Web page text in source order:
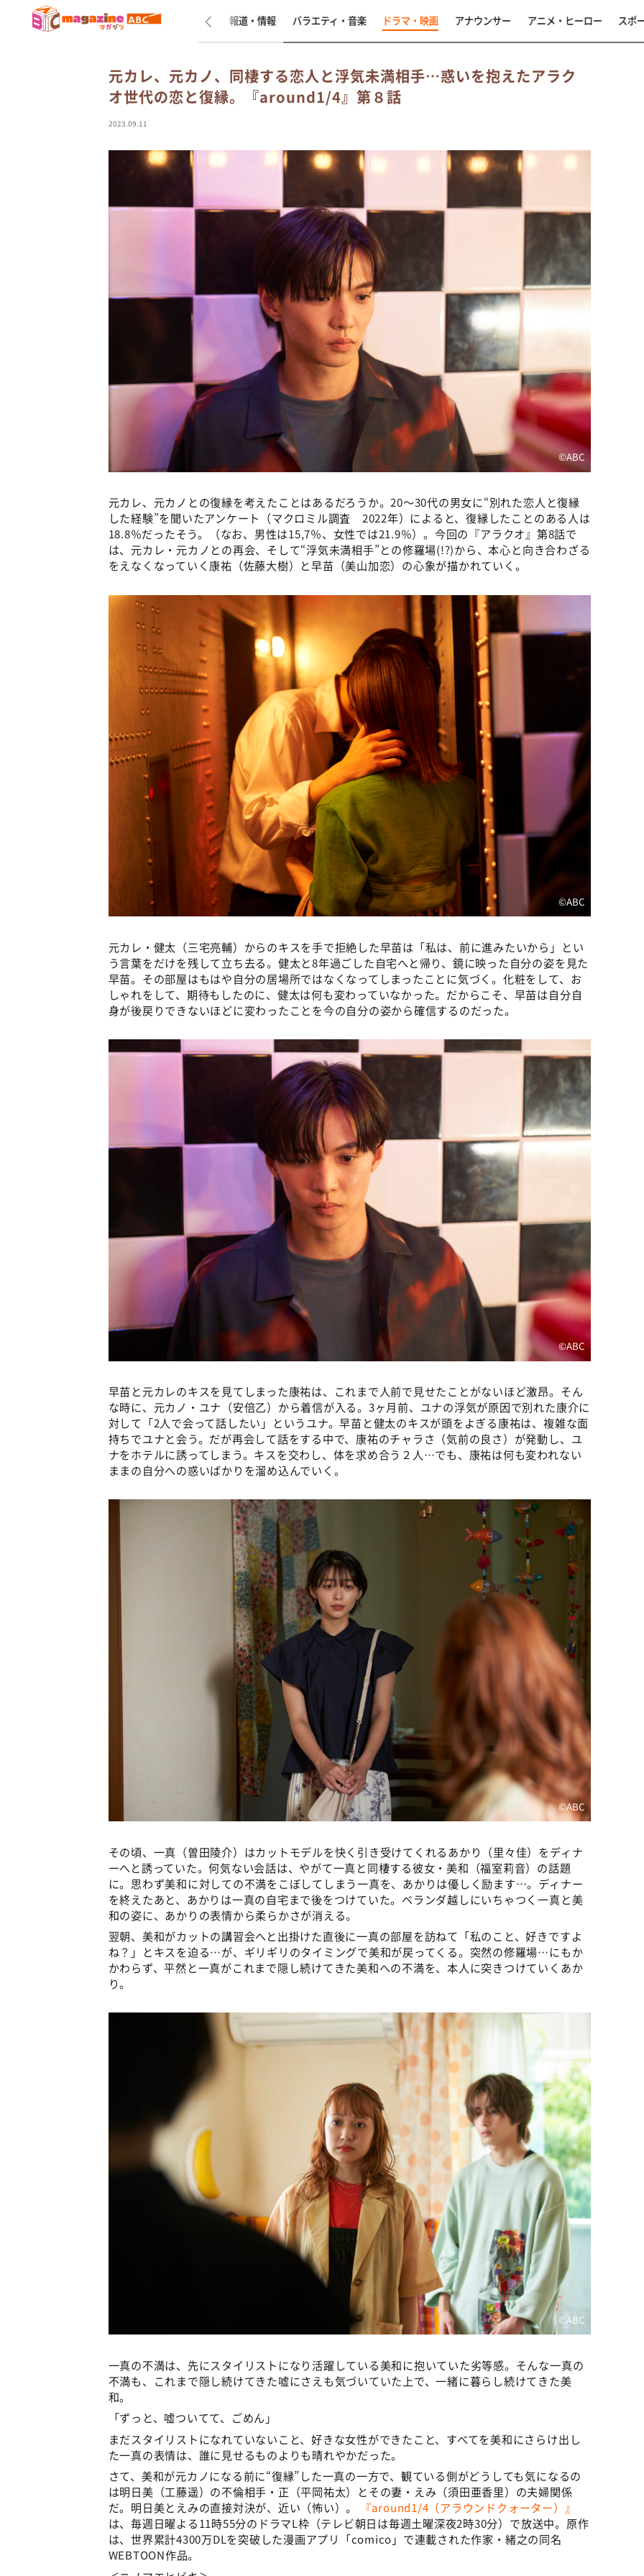
新着 インタビュー 報道・情報 バラエティ・音楽 ドラマ・映画 アナウンサー アニメ・ヒーロー スポ
元カレ、元カノ、同棲する恋人と浮気未満相手…惑いを抱えたアラク
オ世代の恋と復縁。『around1/4』第８話
2023.09.11
©️ABC
元カレ、元カノとの復縁を考えたことはあるだろうか。20～30代の男女に“別れた恋人と復縁
した経験”を聞いたアンケート（マクロミル調査 2022年）によると、復縁したことのある人は
18.8％だったそう。（なお、男性は15,7％、女性では21.9％）。今回の『アラクオ』第8話で
は、元カレ・元カノとの再会、そして“浮気未満相手”との修羅場(!?)から、本心と向き合わざる
をえなくなっていく康祐（佐藤大樹）と早苗（美山加恋）の心象が描かれていく。
©️ABC
元カレ・健太（三宅亮輔）からのキスを手で拒絶した早苗は「私は、前に進みたいから」とい
う言葉をだけを残して立ち去る。健太と8年過ごした自宅へと帰り、鏡に映った自分の姿を見た
早苗。その部屋はもはや自分の居場所ではなくなってしまったことに気づく。化粧をして、お
しゃれをして、期待もしたのに、健太は何も変わっていなかった。だからこそ、早苗は自分自
身が後戻りできないほどに変わったことを今の自分の姿から確信するのだった。
©️ABC
早苗と元カレのキスを見てしまった康祐は、これまで人前で見せたことがないほど激昂。そん
な時に、元カノ・ユナ（安倍乙）から着信が入る。3ヶ月前、ユナの浮気が原因で別れた康介に
対して「2人で会って話したい」というユナ。早苗と健太のキスが頭をよぎる康祐は、複雑な面
持ちでユナと会う。だが再会して話をする中で、康祐のチャラさ（気前の良さ）が発動し、ユ
ナをホテルに誘ってしまう。キスを交わし、体を求め合う２人…でも、康祐は何も変われない
ままの自分への惑いばかりを溜め込んでいく。
©️ABC
その頃、一真（曽田陵介）はカットモデルを快く引き受けてくれるあかり（里々佳）をディナ
ーへと誘っていた。何気ない会話は、やがて一真と同棲する彼女・美和（福室莉音）の話題
に。思わず美和に対しての不満をこぼしてしまう一真を、あかりは優しく励ます…。ディナー
を終えたあと、あかりは一真の自宅まで後をつけていた。ベランダ越しにいちゃつく一真と美
和の姿に、あかりの表情から柔らかさが消える。
翌朝、美和がカットの講習会へと出掛けた直後に一真の部屋を訪ねて「私のこと、好きですよ
ね？」とキスを迫る…が、ギリギリのタイミングで美和が戻ってくる。突然の修羅場…にもか
かわらず、平然と一真がこれまで隠し続けてきた美和への不満を、本人に突きつけていくあか
り。
©️ABC
一真の不満は、先にスタイリストになり活躍している美和に抱いていた劣等感。そんな一真の
不満も、これまで隠し続けてきた嘘にさえも気づいていた上で、一緒に暮らし続けてきた美
和。
「ずっと、嘘ついてて、ごめん」
まだスタイリストになれていないこと、好きな女性ができたこと、すべてを美和にさらけ出し
た一真の表情は、誰に見せるものよりも晴れやかだった。
さて、美和が元カノになる前に“復縁”した一真の一方で、観ている側がどうしても気になるの
は明日美（工藤遥）の不倫相手・正（平岡祐太）とその妻・えみ（須田亜香里）の夫婦関係
だ。明日美とえみの直接対決が、近い（怖い）。
『around1/4（アラウンドクォーター）』
は、毎週日曜よる11時55分のドラマL枠（テレビ朝日は毎週土曜深夜2時30分）で放送中。原作
は、世界累計4300万DLを突破した漫画アプリ「comico」で連載された作家・緒之の同名
WEBTOON作品。